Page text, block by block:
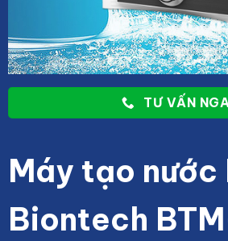
TƯ VẤN
Máy tạo nước
Biontech